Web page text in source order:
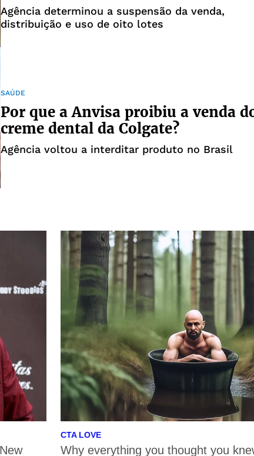
Agência determinou a suspensão da venda,
distribuição e uso de oito lotes
SAÚDE
Por que a Anvisa proibiu a venda
creme dental da Colgate?
Agência voltou a interditar produto no Brasil